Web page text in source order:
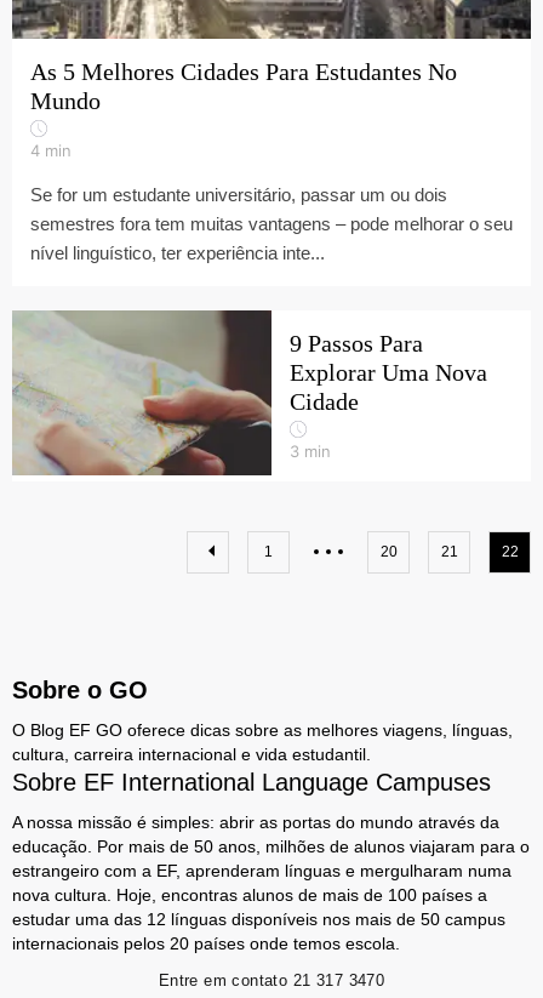
As 5 Melhores Cidades Para Estudantes No
Mundo
4 min
Se for um estudante universitário, passar um ou dois
semestres fora tem muitas vantagens – pode melhorar o seu
nível linguístico, ter experiência inte...
9 Passos Para
Explorar Uma Nova
Cidade
3 min
1 20 21 22
Sobre o GO
O Blog EF GO oferece dicas sobre as melhores viagens, línguas,
cultura, carreira internacional e vida estudantil.
Sobre EF International Language Campuses
A nossa missão é simples: abrir as portas do mundo através da
educação. Por mais de 50 anos, milhões de alunos viajaram para o
estrangeiro com a EF, aprenderam línguas e mergulharam numa
nova cultura. Hoje, encontras alunos de mais de 100 países a
estudar uma das 12 línguas disponíveis nos mais de 50 campus
internacionais pelos 20 países onde temos escola.
Entre em contato 21 317 3470